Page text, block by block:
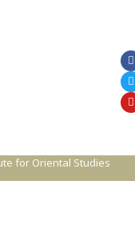
for Oriental Studies